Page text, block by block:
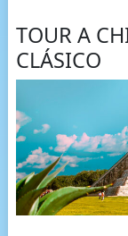
TOUR A
CLÁSICO